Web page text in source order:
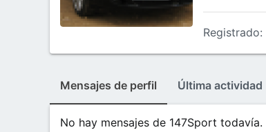
Registrado
Mensajes de perfil Última actividad
No hay mensajes de 147Sport todavía.